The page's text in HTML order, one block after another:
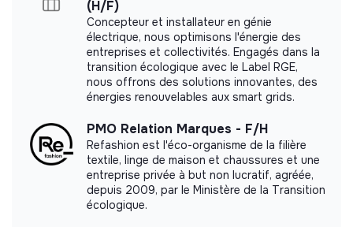
valeurs humanistes ?
Nos collaborateurs bénéficient de divers avantages
tels que le Compte Épargne Temps, une garantie
d’évolution de la rémunération, une prime de fin
d’année, une mutuelle et prévoyance avantageuses, un
accompagnement sur les thématiques du travail,
logement, famille, santé par notre réseau d'assistantes
sociales…
La Croix-Rouge française est une organisation inclusive
qui considère la diversité de ses collaborateurs comme
un atout capital, et est signataire d’un accord : Diversité
Documents
(H/F)
Concepteur et installateur en génie
électrique, nous optimisons l'énergie des
entreprises et collectivités. Engagés dans la
transition écologique avec le Label RGE,
nous offrons des solutions innovantes, des
énergies renouvelables aux smart grids.
PMO Relation Marques - F/H
Refashion est l'éco-organisme de la filière
textile, linge de maison et chaussures et une
entreprise privée à but non lucratif, agréée,
depuis 2009, par le Ministère de la Transition
écologique.